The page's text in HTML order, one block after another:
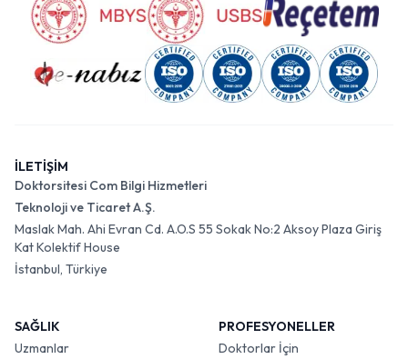
İLETİŞİM
Doktorsitesi Com Bilgi Hizmetleri
Teknoloji ve Ticaret A.Ş.
Maslak Mah. Ahi Evran Cd. A.O.S 55 Sokak No:2 Aksoy Plaza Giriş
Kat Kolektif House
İstanbul, Türkiye
SAĞLIK
Uzmanlar
PROFESYONELLER
Doktorlar İçin